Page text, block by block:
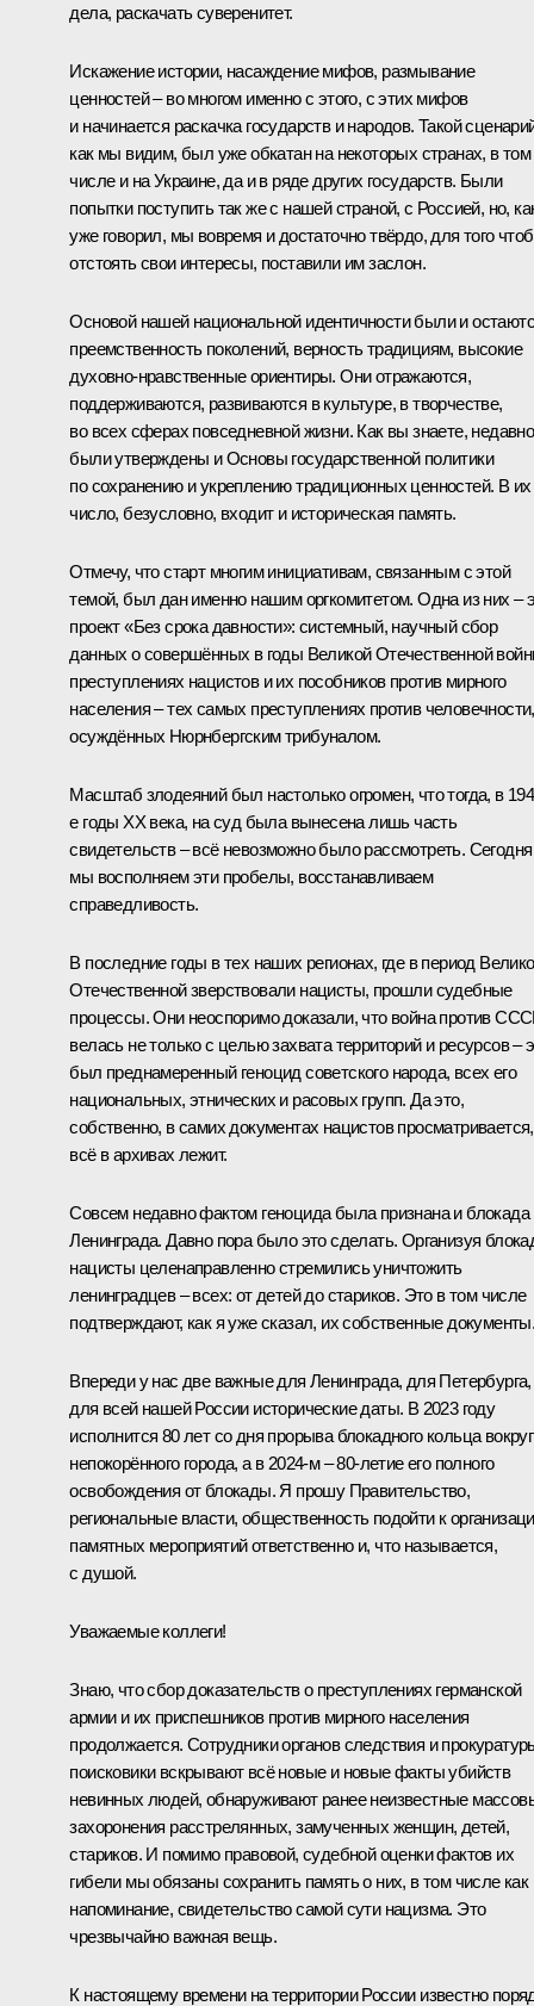
дела, раскачать суверенитет.
Искажение истории, насаждение мифов, размывание
ценностей – во многом именно с этого, с этих мифов
и начинается раскачка государств и народов. Такой
как мы видим, был уже обкатан на некоторых странах, в том
числе и на Украине, да и в ряде других государств. Были
попытки поступить так же с нашей страной, с Россией, но,
уже говорил, мы вовремя и достаточно твёрдо, для того
отстоять свои интересы, поставили им заслон.
Основой нашей национальной идентичности были и
преемственность поколений, верность традициям, высокие
духовно-нравственные ориентиры. Они отражаются,
поддерживаются, развиваются в культуре, в творчестве,
во всех сферах повседневной жизни. Как вы знаете, недавно
были утверждены и Основы государственной политики
по сохранению и укреплению традиционных ценностей. В их
число, безусловно, входит и историческая память.
Отмечу, что старт многим инициативам, связанным с этой
темой, был дан именно нашим оргкомитетом. Одна из них –
проект «Без срока давности»: системный, научный сбор
данных о совершённых в годы Великой Отечественной
преступлениях нацистов и их пособников против мирного
населения – тех самых преступлениях против человечности,
осуждённых Нюрнбергским трибуналом.
Масштаб злодеяний был настолько огромен, что тогда, в
е годы ХХ века, на суд была вынесена лишь часть
свидетельств – всё невозможно было рассмотреть. Сегодня
мы восполняем эти пробелы, восстанавливаем
справедливость.
В последние годы в тех наших регионах, где в период
Отечественной зверствовали нацисты, прошли судебные
процессы. Они неоспоримо доказали, что война против
велась не только с целью захвата территорий и ресурсов –
был преднамеренный геноцид советского народа, всех его
национальных, этнических и расовых групп. Да это,
собственно, в самих документах нацистов просматривается,
всё в архивах лежит.
Совсем недавно фактом геноцида была признана и блокада
Ленинграда. Давно пора было это сделать. Организуя
нацисты целенаправленно стремились уничтожить
ленинградцев – всех: от детей до стариков. Это в том числе
подтверждают, как я уже сказал, их собственные
Впереди у нас две важные для Ленинграда, для Петербурга,
для всей нашей России исторические даты. В 2023 году
исполнится 80 лет со дня прорыва блокадного кольца вокруг
непокорённого города, а в 2024-м – 80-летие его полного
освобождения от блокады. Я прошу Правительство,
региональные власти, общественность подойти к
памятных мероприятий ответственно и, что называется,
с душой.
Уважаемые коллеги!
Знаю, что сбор доказательств о преступлениях германской
армии и их приспешников против мирного населения
продолжается. Сотрудники органов следствия и
поисковики вскрывают всё новые и новые факты убийств
невинных людей, обнаруживают ранее неизвестные
захоронения расстрелянных, замученных женщин, детей,
стариков. И помимо правовой, судебной оценки фактов их
гибели мы обязаны сохранить память о них, в том числе как
напоминание, свидетельство самой сути нацизма. Это
чрезвычайно важная вещь.
К настоящему времени на территории России известно